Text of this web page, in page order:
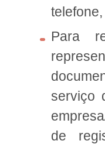
Para
serviço
de